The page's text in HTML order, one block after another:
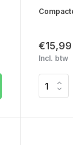
€15,99
Incl. btw